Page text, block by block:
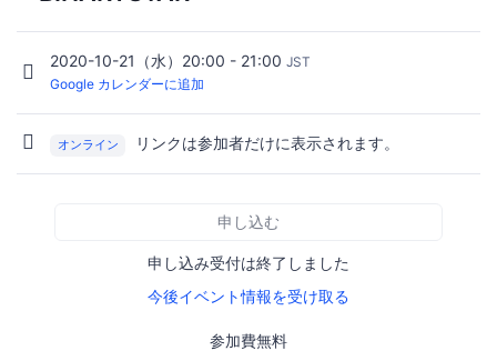
2020-10-21（水）20:00 - 21:00 JST
Google カレンダーに追加
オンライン リンクは参加者だけに表示されます。
申し込む
申し込み受付は終了しました
今後イベント情報を受け取る
参加費無料